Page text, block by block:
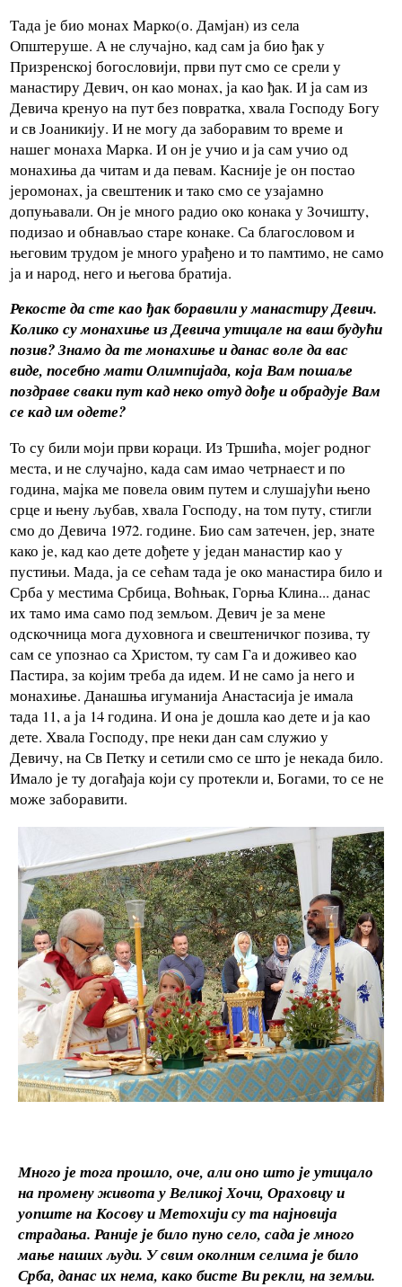
Тада је био монах Марко(о. Дамјан) из села
Општеруше. А не случајно, кад сам ја био ђак у
Призренској богословији, први пут смо се срели у
манастиру Девич, он као монах, ја као ђак. И ја сам из
Девича кренуо на пут без повратка, хвала Господу Богу
и св Јоаникију. И не могу да заборавим то време и
нашег монаха Марка. И он је учио и ја сам учио од
монахиња да читам и да певам. Касније је он постао
јеромонах, ја свештеник и тако смо се узајамно
допуњавали. Он је много радио око конака у Зочишту,
подизао и обнављао старе конаке. Са благословом и
његовим трудом је много урађено и то памтимо, не само
ја и народ, него и његова братија.
Рекосте да сте као ђак боравили у манастиру Девич.
Колико су монахиње из Девича утицале на ваш будући
позив? Знамо да те монахиње и данас воле да вас
виде, посебно мати Олимпијада, која Вам пошаље
поздраве сваки пут кад неко отуд дође и обрадује Вам
се кад им одете?
То су били моји први кораци. Из Тршића, мојег родног
места, и не случајно, када сам имао четрнаест и по
година, мајка ме повела овим путем и слушајући њено
срце и њену љубав, хвала Господу, на том путу, стигли
смо до Девича 1972. године. Био сам затечен, јер, знате
како је, кад као дете дођете у један манастир као у
пустињи. Мада, ја се сећам тада је око манастира било и
Срба у местима Србица, Воћњак, Горња Клина... данас
их тамо има само под земљом. Девич је за мене
одскочница мога духовнога и свештеничког позива, ту
сам се упознао са Христом, ту сам Га и доживео као
Пастира, за којим треба да идем. И не само ја него и
монахиње. Данашња игуманија Анастасија је имала
тада 11, а ја 14 година. И она је дошла као дете и ја као
дете. Хвала Господу, пре неки дан сам служио у
Девичу, на Св Петку и сетили смо се што је некада било.
Имало је ту догађаја који су протекли и, Богами, то се не
може заборавити.
Много је тога прошло, оче, али оно што је утицало
на промену живота у Великој Хочи, Ораховцу и
уопште на Косову и Метохији су та најновија
страдања. Раније је било пуно село, сада је много
мање наших људи. У свим околним селима је било
Срба, данас их нема, како бисте Ви рекли, на земљи.